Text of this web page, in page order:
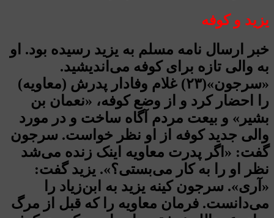
یزید و کوفه
خبر ارسال نامه مسلم به یزید رسیده بود. او
به والی تازه برای کوفه می‌اندیشید.
«سرجون»(۲۳) غلام وفادار پدرش (معاویه)
را احضار کرد و از وضع کوفه، «نعمان بن
بشیر» و بیعت مردم آگاه ساخت و در مورد
والی جدید کوفه از او نظر خواست. سرجون
گفت: «اگر پدرت معاویه اینک زنده می‌شد
نظر او را به کار می‌بستی؟». یزید گفت:
«آری». سرجون کینه یزید به ابن‌زیاد را
می‌دانست. فرمان معاویه را که قبل از مرگ